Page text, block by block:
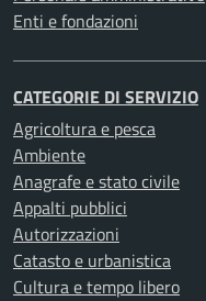
Enti e fondazioni
CATEGORIE DI SERVIZIO
Agricoltura e pesca
Ambiente
Anagrafe e stato civile
Appalti pubblici
Autorizzazioni
Catasto e urbanistica
Cultura e tempo libero